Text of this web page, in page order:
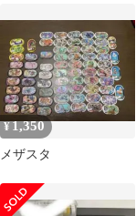
¥1,350
メザスタ